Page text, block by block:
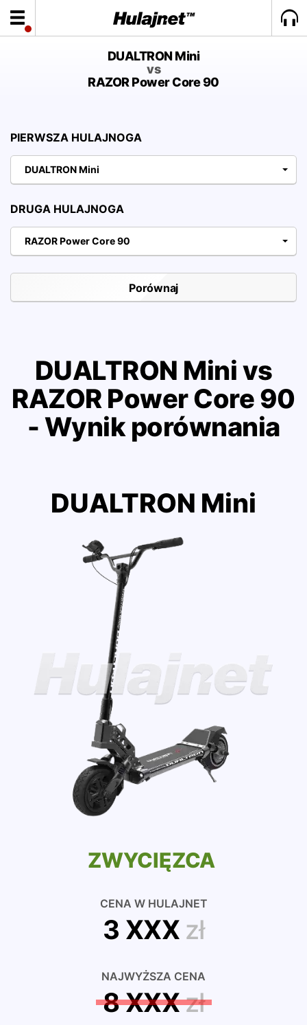
DUALTRON Mini
vs
RAZOR Power Core 90
PIERWSZA HULAJNOGA
DUALTRON Mini
DRUGA HULAJNOGA
RAZOR Power Core 90
DUALTRON Mini vs
RAZOR Power Core 90
- Wynik porównania
DUALTRON Mini
ZWYCIĘZCA
CENA W HULAJNET
3 XXX zł
NAJWYŻSZA CENA
8 XXXzł